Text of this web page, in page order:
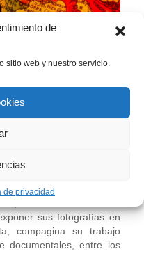
de
sitio web y nuestro servicio.
de privacidadInauguración:
sus fotografías en
compagina su trabajo
documentales, entre los